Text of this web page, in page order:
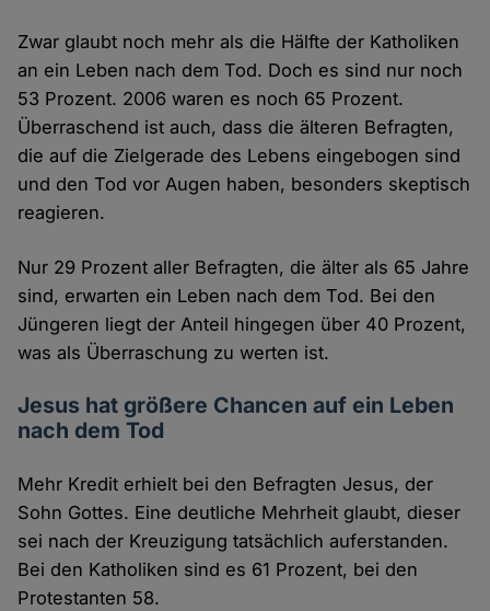
Zwar glaubt noch mehr als die Hälfte der Katholiken
an ein Leben nach dem Tod. Doch es sind nur noch
53 Prozent. 2006 waren es noch 65 Prozent.
Überraschend ist auch, dass die älteren Befragten,
die auf die Zielgerade des Lebens eingebogen sind
und den Tod vor Augen haben, besonders skeptisch
reagieren.
Nur 29 Prozent aller Befragten, die älter als 65 Jahre
sind, erwarten ein Leben nach dem Tod. Bei den
Jüngeren liegt der Anteil hingegen über 40 Prozent,
was als Überraschung zu werten ist.
Jesus hat größere Chancen auf ein Leben
nach dem Tod
Mehr Kredit erhielt bei den Befragten Jesus, der
Sohn Gottes. Eine deutliche Mehrheit glaubt, dieser
sei nach der Kreuzigung tatsächlich auferstanden.
Bei den Katholiken sind es 61 Prozent, bei den
Protestanten 58.